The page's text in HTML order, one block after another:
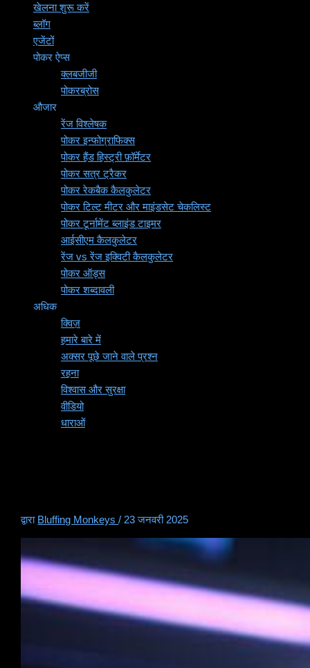
खेलना शुरू करें
ब्लॉग
एजेंटों
पोकर ऐप्स
क्लबजीजी
पोकरब्रोस
औजार
रेंज विश्लेषक
पोकर इन्फोग्राफिक्स
पोकर हैंड हिस्ट्री फ़ॉर्मेटर
पोकर सत्र ट्रैकर
पोकर रेकबैक कैलकुलेटर
पोकर टिल्ट मीटर और माइंडसेट चेकलिस्ट
पोकर टूर्नामेंट ब्लाइंड टाइमर
आईसीएम कैलकुलेटर
रेंज vs रेंज इक्विटी कैलकुलेटर
पोकर ऑड्स
पोकर शब्दावली
अधिक
क्विज़
हमारे बारे में
अक्सर पूछे जाने वाले प्रश्न
रहना
विश्वास और सुरक्षा
वीडियो
धाराओं
द्वारा Bluffing Monkeys/23 जनवरी 2025